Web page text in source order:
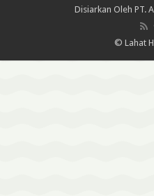
Disiarkan Oleh PT.
© Lahat